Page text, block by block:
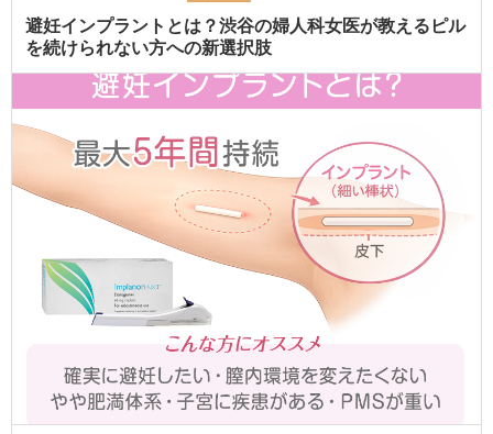
避妊インプラントとは？渋谷の婦人科女医が教えるピル
を続けられない方への新選択肢